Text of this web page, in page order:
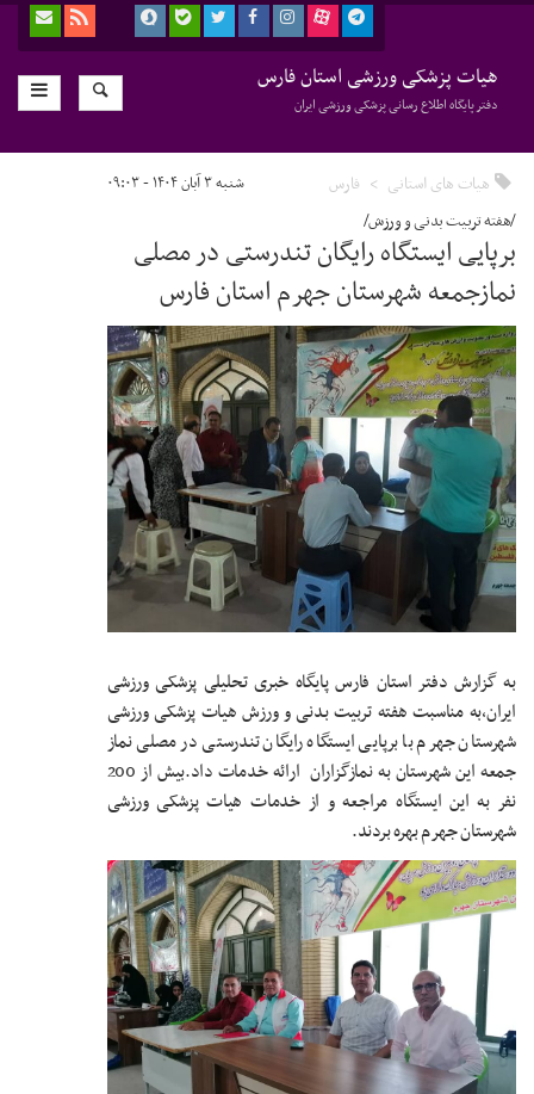
هیات پزشکی ورزشی استان فارس
دفتر پایگاه اطلاع رسانی پزشکی ورزشی ایران
هیات های استانی فارس شنبه ۳ آبان ۱۴۰۴ - ۰۹:۰۳
/هفته تربیت بدنی و ورزش/
برپایی ایستگاه رایگان تندرستی در مصلی
نمازجمعه شهرستان جهرم استان فارس
به گزارش دفتر استان فارس پایگاه خبری تحلیلی پزشکی ورزشی
ایران،به مناسبت هفته تربیت بدنی و ورزش هیات پزشکی ورزشی
شهرستان جهرم با برپایی ایستگاه رایگان تندرستی در مصلی نماز
جمعه این شهرستان به نمازگزاران ارائه خدمات داد.بیش از 200
نفر به این ایستگاه مراجعه و از خدمات هیات پزشکی ورزشی
شهرستان جهرم بهره بردند.